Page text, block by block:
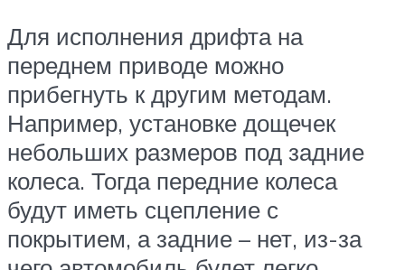
Для исполнения дрифта на
переднем приводе можно
прибегнуть к другим методам.
Например, установке дощечек
небольших размеров под задние
колеса. Тогда передние колеса
будут иметь сцепление с
покрытием, а задние – нет, из-за